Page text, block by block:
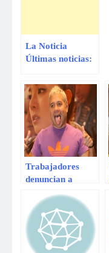
La Noticia
Últimas noticias:
rara afecta a las
niñas de una
localidad
colombiana
Karateca peruano
representará a
Argentina por
falta de apoyo
Trabajadores
denuncian a
Mathías Brivio